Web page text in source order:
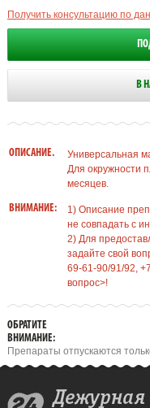
Получить консультацию по
В
ОПИСАНИЕ.
Универсальная
Для окружности
месяцев.
ВНИМАНИЕ:
1) Описание
не совпадать с
2) Для
задайте свой
69-61-90/91/92,
вопрос>!
ОБРАТИТЕ
ВНИМАНИЕ:
Препараты отпускаются